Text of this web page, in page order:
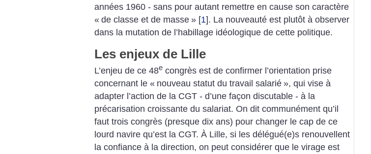
années 1960 - sans pour autant remettre en cause son caractère
« de classe et de masse » [1]. La nouveauté est plutôt à observer
dans la mutation de l’habillage idéologique de cette politique.
Les enjeux de Lille
L’enjeu de ce 48e congrès est de confirmer l’orientation prise
concernant le « nouveau statut du travail salarié », qui vise à
adapter l’action de la CGT - d’une façon discutable - à la
précarisation croissante du salariat. On dit communément qu’il
faut trois congrès (presque dix ans) pour changer le cap de ce
lourd navire qu’est la CGT. À Lille, si les délégué(e)s renouvellent
la confiance à la direction, on peut considérer que le virage est